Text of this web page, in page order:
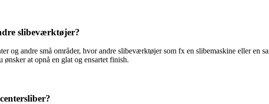
slibeværktøjer?
og andre små områder, hvor andre slibeværktøjer som fx en slibemaskine eller en
at opnå en glat og ensartet finish.